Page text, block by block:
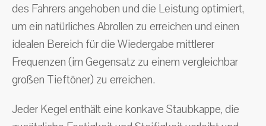
des Fahrers angehoben und die Leistung optimiert,
um ein natürliches Abrollen zu erreichen und einen
idealen Bereich für die Wiedergabe mittlerer
Frequenzen (im Gegensatz zu einem vergleichbar
großen Tieftöner) zu erreichen.
Jeder Kegel enthält eine konkave Staubkappe, die